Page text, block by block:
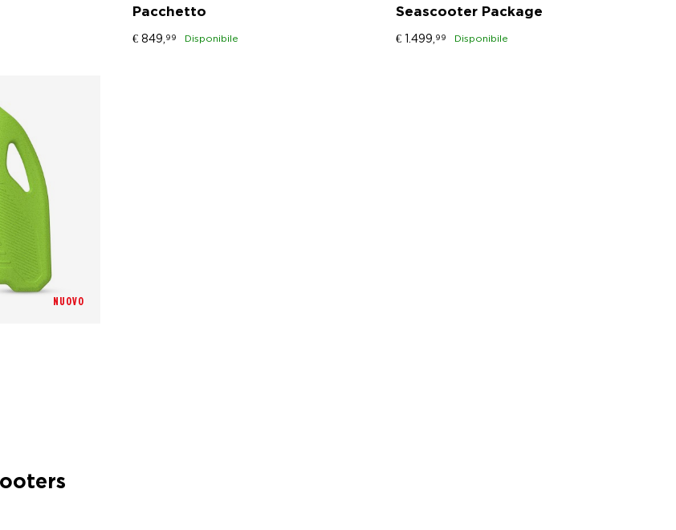
Pacchetto
€ 849, 99 Disponibile
Seascooter Package
€ 1.499, 99 Disponibile
NUOVO